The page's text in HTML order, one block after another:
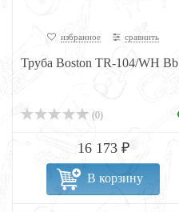
избранное сравнить
Труба Boston TR-104/WH Bb
(0)
16 173 ₽
В корзину